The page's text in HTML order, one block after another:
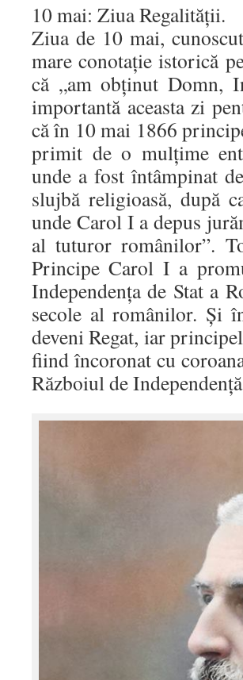
10 mai: Ziua Regalității.
Ziua de 10 mai,
mare conotație istorică
că „am obținut Domn,
importantă aceasta zi
că în 10 mai 1866
primit de o mulțime
unde a fost întâmpinat
slujbă religioasă, după
unde Carol I a depus
al tuturor românilor”.
Principe Carol I a
Independența de Stat a
secole al românilor. Și
deveni Regat, iar
fiind încoronat cu
Războiul de